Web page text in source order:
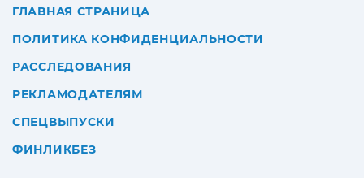
ГЛАВНАЯ СТРАНИЦА
ПОЛИТИКА КОНФИДЕНЦИАЛЬНОСТИ
РАССЛЕДОВАНИЯ
РЕКЛАМОДАТЕЛЯМ
СПЕЦВЫПУСКИ
ФИНЛИКБЕЗ